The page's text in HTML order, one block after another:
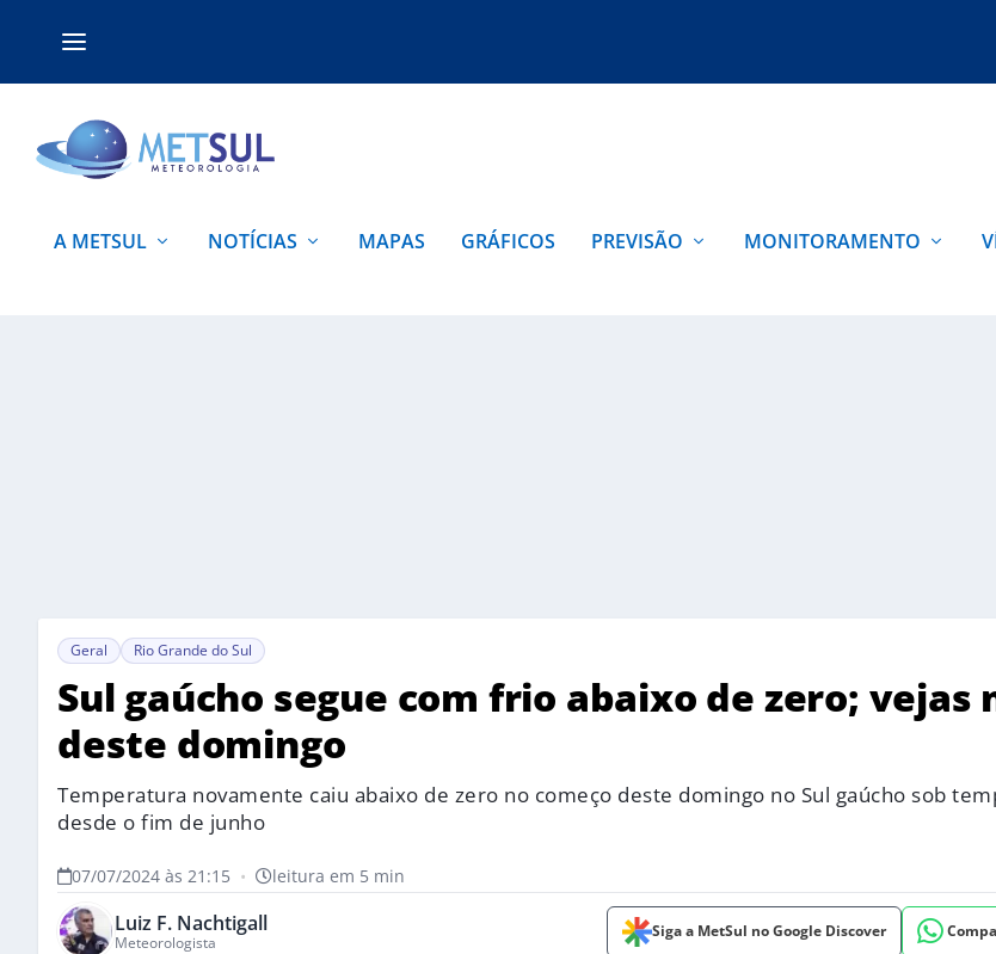
A METSUL NOTÍCIAS MAPAS GRÁFICOS PREVISÃO MONITORAMENTO
Geral Rio Grande do Sul
Sul gaúcho segue com frio abaixo de zero; vejas
deste domingo
Temperatura novamente caiu abaixo de zero no começo deste domingo no Sul gaúcho sob
desde o fim de junho
07/07/2024 às 21:15 • leitura em 5 min
Luiz F. Nachtigall
Meteorologista
Siga a MetSul no Google Discover